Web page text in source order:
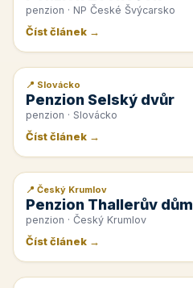
penzion · NP České Švýcarsko
Číst článek →
📰 PR článek
📍 Slovácko
Penzion Selský dvůr
penzion · Slovácko
Číst článek →
📰 PR článek
📍 Český Krumlov
Penzion Thallerův dům
penzion · Český Krumlov
Číst článek →